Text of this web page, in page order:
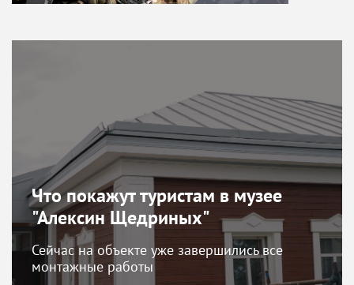
Что покажут туристам в музее
"Алексин Щедриных"
Сейчас на объекте уже завершились все
монтажные работы